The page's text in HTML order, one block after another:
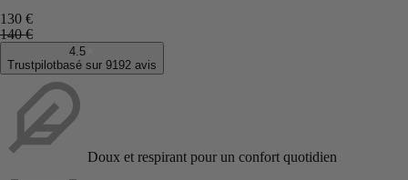
130 €
140 €
4.5
Trustpilotbasé sur 9192 avis
Doux et respirant pour un confort quotidien